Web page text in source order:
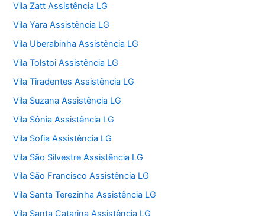
Vila Zatt Assistência LG
Vila Yara Assistência LG
Vila Uberabinha Assistência LG
Vila Tolstoi Assistência LG
Vila Tiradentes Assistência LG
Vila Suzana Assistência LG
Vila Sônia Assistência LG
Vila Sofia Assistência LG
Vila São Silvestre Assistência LG
Vila São Francisco Assistência LG
Vila Santa Terezinha Assistência LG
Vila Santa Catarina Assistência LG